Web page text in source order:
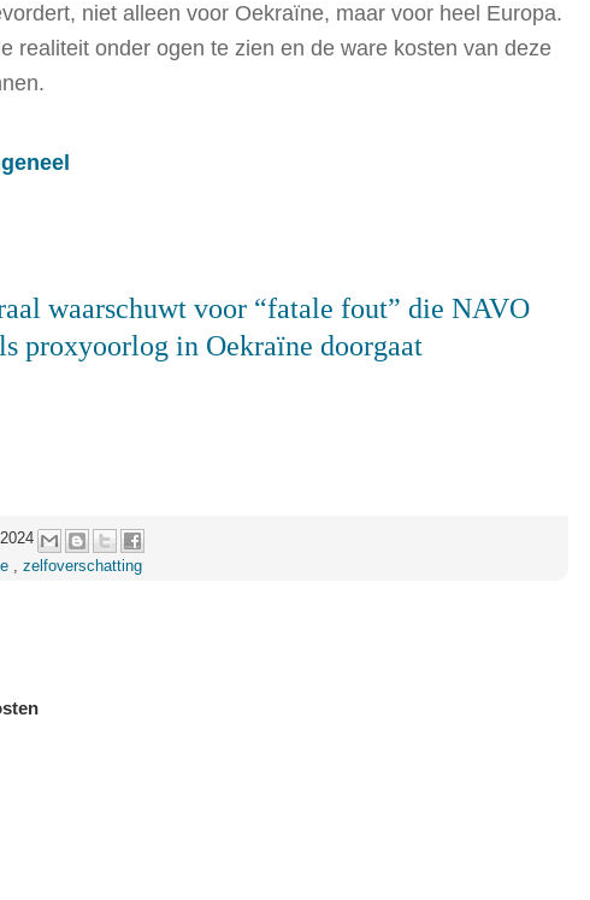
niet alleen voor Oekraïne, maar voor heel Europa.
realiteit onder ogen te zien en de ware kosten van deze
waarschuwt voor “fatale fout” die NAVO
proxyoorlog in Oekraïne doorgaat
, zelfoverschatting